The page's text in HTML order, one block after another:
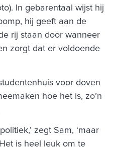
In gebarentaal wijst hij
hij geeft aan de
rij staan door wanneer
zorgt dat er voldoende
voor doven
hoe het is, zo’n
zegt Sam, ‘maar
is heel leuk om te